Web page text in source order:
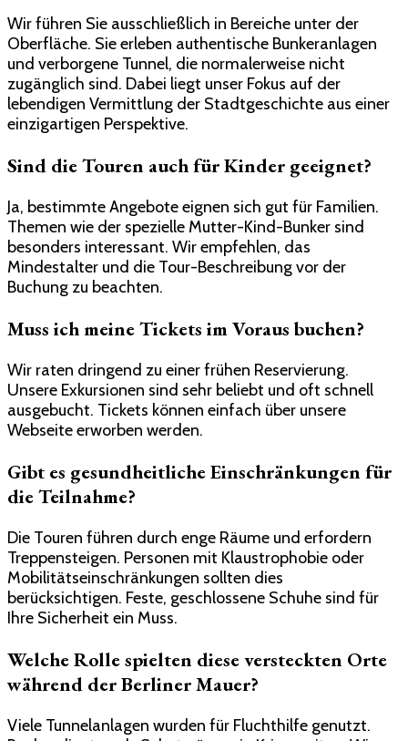
Wir führen Sie ausschließlich in Bereiche unter der
Oberfläche. Sie erleben authentische Bunkeranlagen
und verborgene Tunnel, die normalerweise nicht
zugänglich sind. Dabei liegt unser Fokus auf der
lebendigen Vermittlung der Stadtgeschichte aus einer
einzigartigen Perspektive.
Sind die Touren auch für Kinder geeignet?
Ja, bestimmte Angebote eignen sich gut für Familien.
Themen wie der spezielle Mutter-Kind-Bunker sind
besonders interessant. Wir empfehlen, das
Mindestalter und die Tour-Beschreibung vor der
Buchung zu beachten.
Muss ich meine Tickets im Voraus buchen?
Wir raten dringend zu einer frühen Reservierung.
Unsere Exkursionen sind sehr beliebt und oft schnell
ausgebucht. Tickets können einfach über unsere
Webseite erworben werden.
Gibt es gesundheitliche Einschränkungen für
die Teilnahme?
Die Touren führen durch enge Räume und erfordern
Treppensteigen. Personen mit Klaustrophobie oder
Mobilitätseinschränkungen sollten dies
berücksichtigen. Feste, geschlossene Schuhe sind für
Ihre Sicherheit ein Muss.
Welche Rolle spielten diese versteckten Orte
während der Berliner Mauer?
Viele Tunnelanlagen wurden für Fluchthilfe genutzt.